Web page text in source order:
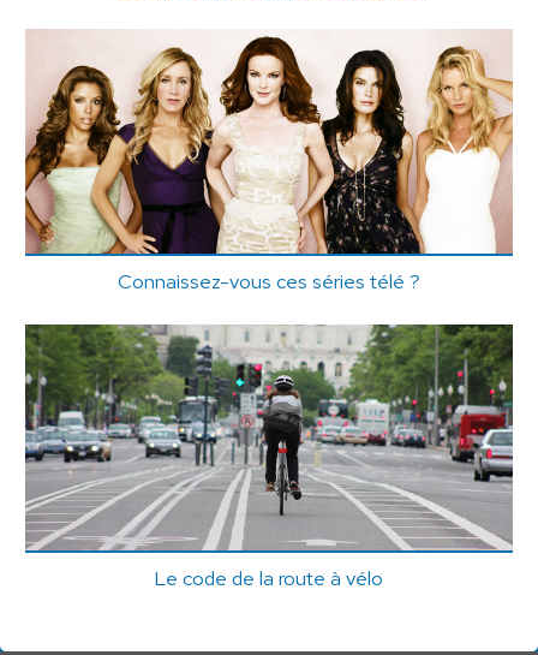
Connaissez-vous ces séries télé ?
Le code de la route à vélo